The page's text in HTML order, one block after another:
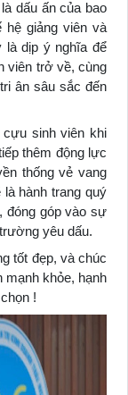
dấu ấn của bao
hệ giảng viên và
là dịp ý nghĩa để
viên trở về, cùng
ân sâu sắc đến
sinh viên khi
thêm động lực
thống vẻ vang
hành trang quý
đóng góp vào sự
yêu dấu.
tốt đẹp, và chúc
khỏe, hạnh
!